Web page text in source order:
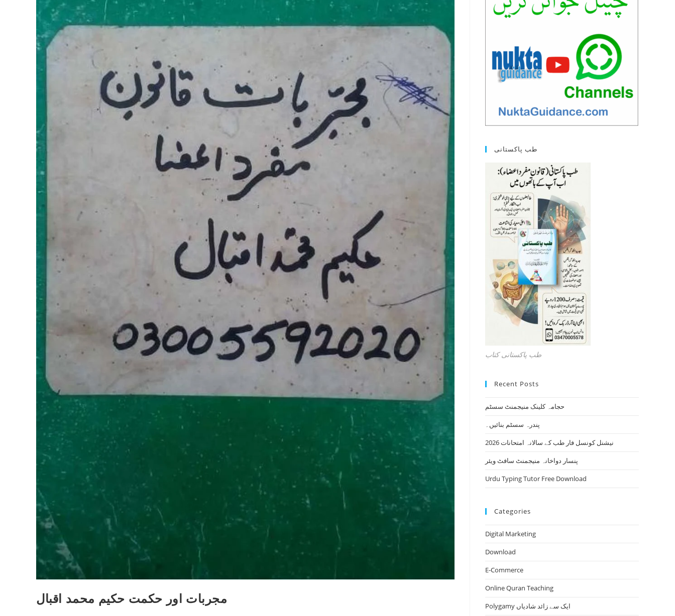
مجربات اور حکمت حکیم محمد اقبال
طب پاکستانی
طب پاکستانی کتاب
Recent Posts
حجامہ کلینک منیجمنٹ سسٹم
پندرہ سسٹم بنائیں۔
نیشنل کونسل فار طب کے سالانہ امتحانات 2026
پنسار دواخانہ منیجمنٹ سافٹ ویئر
Urdu Typing Tutor Free Download
Categories
Digital Marketing
Download
E-Commerce
Online Quran Teaching
Polygamy ایک سے زائد شادیاں